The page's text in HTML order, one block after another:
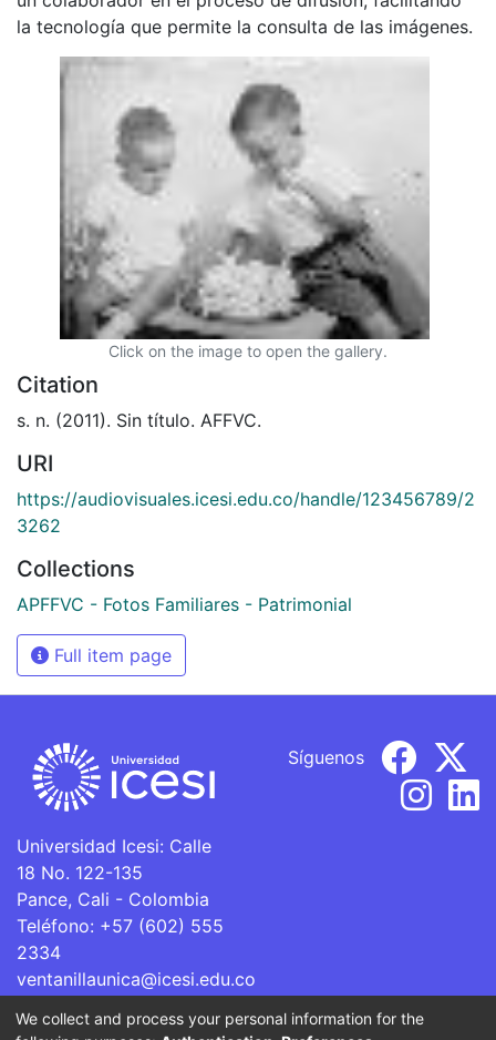
la tecnología que permite la consulta de las imágenes.
Click on the image to open the gallery.
Citation
s. n. (2011). Sin título. AFFVC.
URI
https://audiovisuales.icesi.edu.co/handle/123456789/2
3262
Collections
APFFVC - Fotos Familiares - Patrimonial
Full item page
Universidad Icesi: Calle
18 No. 122-135
Pance, Cali - Colombia
Teléfono: +57 (602) 555
2334
ventanillaunica@icesi.edu.co
Síguenos
La Universidad Icesi es una Institución de Educación
We collect and process your personal information for the